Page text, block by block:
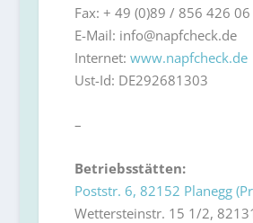
Fax: + 49 (0)89 / 856 426 06
E-Mail: info@napfcheck.de
Internet: www.napfcheck.de
Ust-Id: DE292681303
–
Betriebsstätten:
Poststr. 6, 82152 Planegg
Wettersteinstr. 15 1/2,